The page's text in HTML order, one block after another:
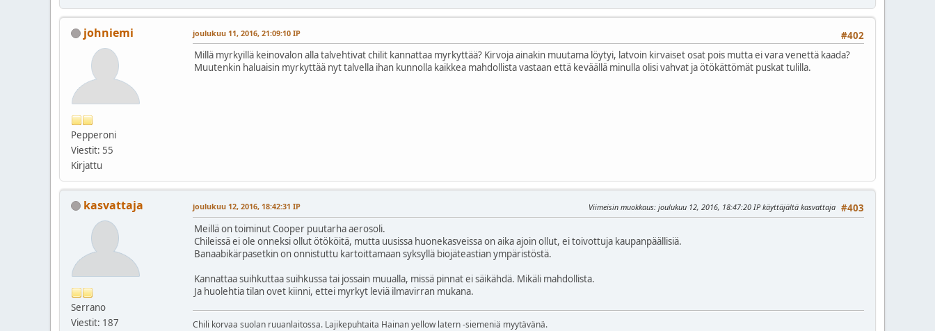
johniemi
Pepperoni
Viestit: 55
Kirjattu
#402
joulukuu 11, 2016, 21:09:10 IP
Millä myrkyillä keinovalon alla talvehtivat chilit kannattaa myrkyttää? Kirvoja ainakin muutama löytyi, latvoin kirvaiset osat pois mutta ei vara venettä kaada?
Muutenkin haluaisin myrkyttää nyt talvella ihan kunnolla kaikkea mahdollista vastaan että keväällä minulla olisi vahvat ja ötökättömät puskat tulilla.
kasvattaja
Serrano
Viestit: 187
#403
joulukuu 12, 2016, 18:42:31 IP Viimeisin muokkaus: joulukuu 12, 2016, 18:47:20 IP käyttäjältä kasvattaja
Meillä on toiminut Cooper puutarha aerosoli.
Chileissä ei ole onneksi ollut ötököitä, mutta uusissa huonekasveissa on aika ajoin ollut, ei toivottuja kaupanpäällisiä.
Banaabikärpasetkin on onnistuttu kartoittamaan syksyllä biojäteastian ympäristöstä.
Kannattaa suihkuttaa suihkussa tai jossain muualla, missä pinnat ei säikähdä. Mikäli mahdollista.
Ja huolehtia tilan ovet kiinni, ettei myrkyt leviä ilmavirran mukana.
Chili korvaa suolan ruuanlaitossa. Lajikepuhtaita Hainan yellow latern -siemeniä myytävänä.